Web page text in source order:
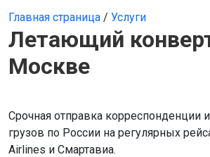
Главная страница / Услуги
Летающий
Москве
Срочная отправка корреспонденции
грузов по России на регулярных
Airlines и Смартавиа.